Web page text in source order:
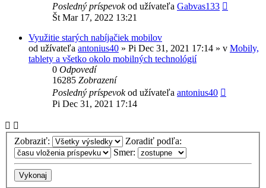
Posledný príspevokod užívateľa Gabvas133
Št Mar 17, 2022 13:21
Využitie starých nabíjačiek mobilov
od užívateľa antonius40 » Pi Dec 31, 2021 17:14 » v Mobily,
tablety a všetko okolo mobilných technológií
0 Odpovedí
16285 Zobrazení
Posledný príspevokod užívateľa antonius40
Pi Dec 31, 2021 17:14
Zobraziť:
Zoradiť podľa:
Smer: